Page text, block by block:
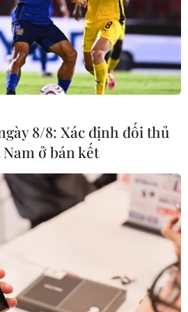
bắt tại sân
XÃ VIỆT NAM
DUẨN
THỊ TÁM, KHÚC THANH
8/8: Xác định đối thủ
ở bán kết